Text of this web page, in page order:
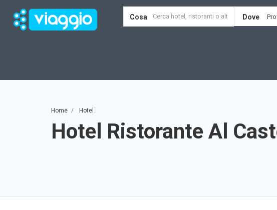
Cosa Dove
Home Hotel
Hotel Ristorante Al